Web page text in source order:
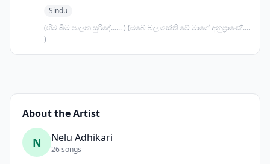
Sindu
(හිම බිම පාලන සුරිඳේ...... ) (ඔබේ බල ශක්ති වේ මාගේ අනුප්‍රාණේ....
)
About the Artist
N Nelu Adhikari
26 songs